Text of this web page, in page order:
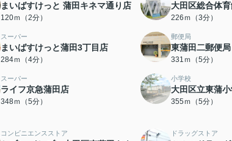
まいばすけっと 蒲田キネマ通り店
120ｍ（2分）
大田区総合体
226ｍ（3分）
スーパー
まいばすけっと蒲田3丁目店
284ｍ（4分）
郵便局
東蒲田二郵便局
331ｍ（5分）
スーパー
ライフ京急蒲田店
348ｍ（5分）
小学校
大田区立東蒲
355ｍ（5分）
コンビニエンスストア ドラッグストア